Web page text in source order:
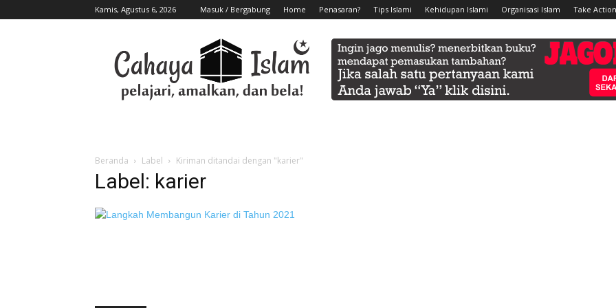
Kamis, Agustus 6, 2026 Masuk / Bergabung Home Penasaran? Tips Islami Kehidupan Islami Organisasi Islam Take
Beranda Label Kiriman ditandai dengan "karier"
Label: karier